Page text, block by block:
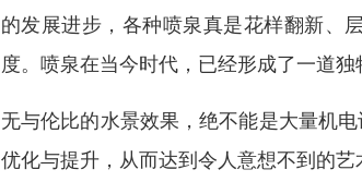
的发展进步，各种喷泉真是花样翻新、
度。喷泉在当今时代，已经形成了一道独
无与伦比的水景效果，绝不能是大量机
优化与提升，从而达到令人意想不到的艺